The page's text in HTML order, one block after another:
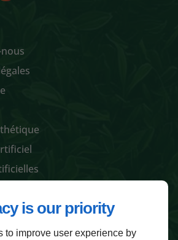
is our priority
to improve user experience by